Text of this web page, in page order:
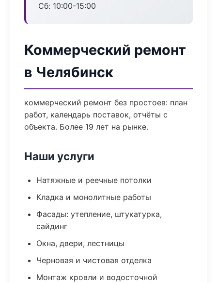
Сб: 10:00-15:00
Коммерческий ремонт
в Челябинск
коммерческий ремонт без простоев: план
работ, календарь поставок, отчёты с
объекта. Более 19 лет на рынке.
Наши услуги
Натяжные и реечные потолки
Кладка и монолитные работы
Фасады: утепление, штукатурка,
сайдинг
Окна, двери, лестницы
Черновая и чистовая отделка
Монтаж кровли и водосточной